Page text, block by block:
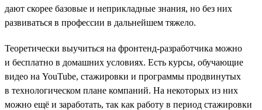
дают скорее базовые и неприкладные знания, но без них
развиваться в профессии в дальнейшем тяжело.
Теоретически выучиться на фронтенд-разработчика можно
и бесплатно в домашних условиях. Есть курсы, обучающие
видео на YouTube, стажировки и программы продвинутых
в технологическом плане компаний. На некоторых из них
можно ещё и заработать, так как работу в период стажировки